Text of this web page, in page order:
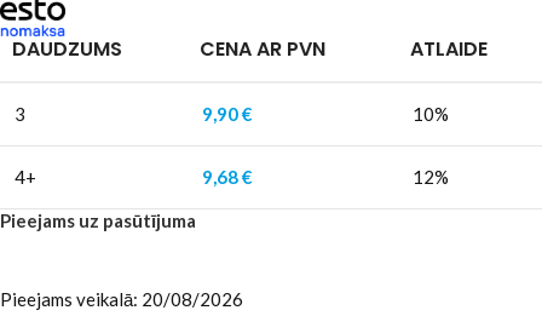
DAUDZUMS CENA AR PVN ATLAIDE
3 9,90€ 10%
4+ 9,68€
12%
Pieejams uz pasūtījuma
Pieejams veikalā: 20/08/2026